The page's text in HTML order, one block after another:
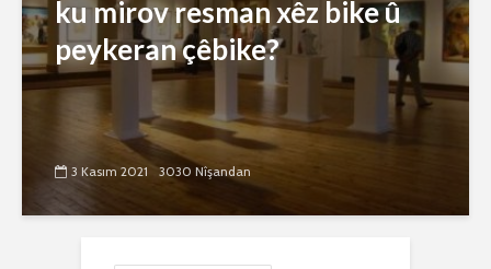
ku mirov resman xêz bike û
peykeran çêbike?
3 Kasım 2021 3030 Nîşandan